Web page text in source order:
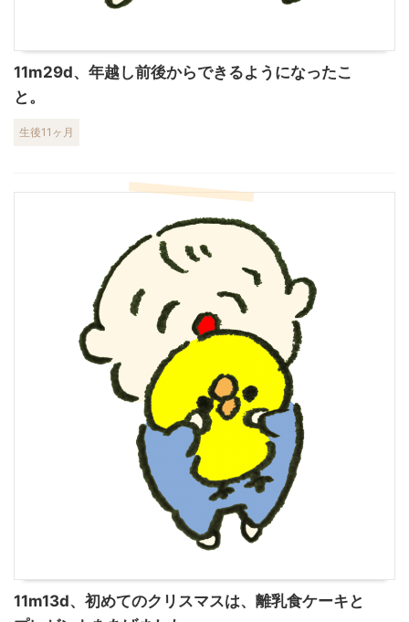
11m29d、年越し前後からできるようになったこ
と。
生後11ヶ月
11m13d、初めてのクリスマスは、離乳食ケーキと